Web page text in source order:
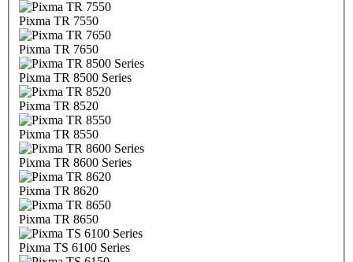
Pixma TR 7550
Pixma TR 7650
Pixma TR 8500 Series
Pixma TR 8520
Pixma TR 8550
Pixma TR 8600 Series
Pixma TR 8620
Pixma TR 8650
Pixma TS 6100 Series